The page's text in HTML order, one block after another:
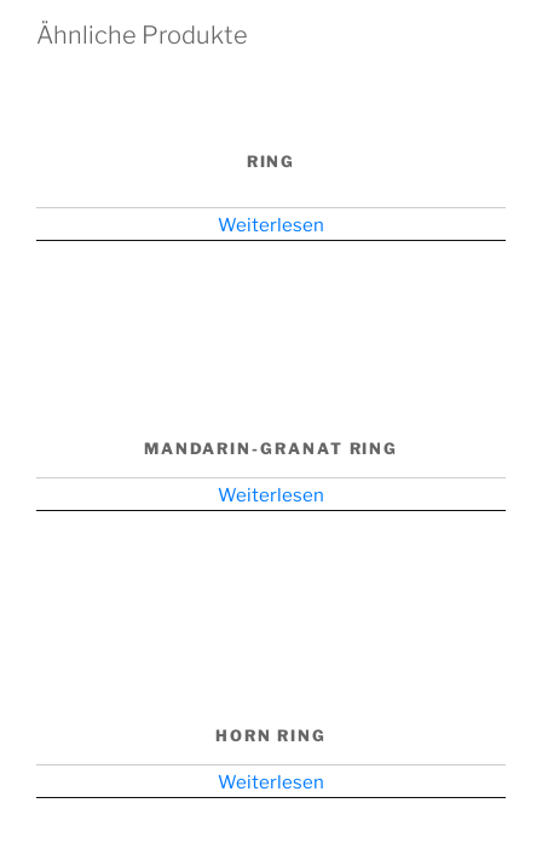
Ähnliche Produkte
RING
Weiterlesen
MANDARIN-GRANAT RING
Weiterlesen
HORN RING
Weiterlesen